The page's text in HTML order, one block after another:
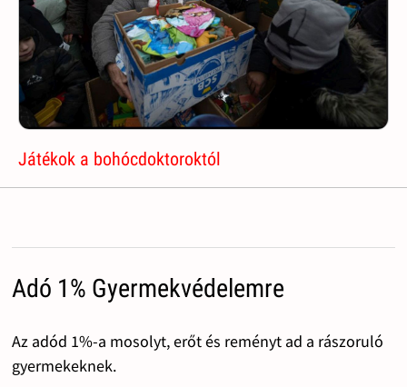
Játékok a bohócdoktoroktól
Adó 1% Gyermekvédelemre
Az adód 1%-a mosolyt, erőt és reményt ad a rászoruló
gyermekeknek.